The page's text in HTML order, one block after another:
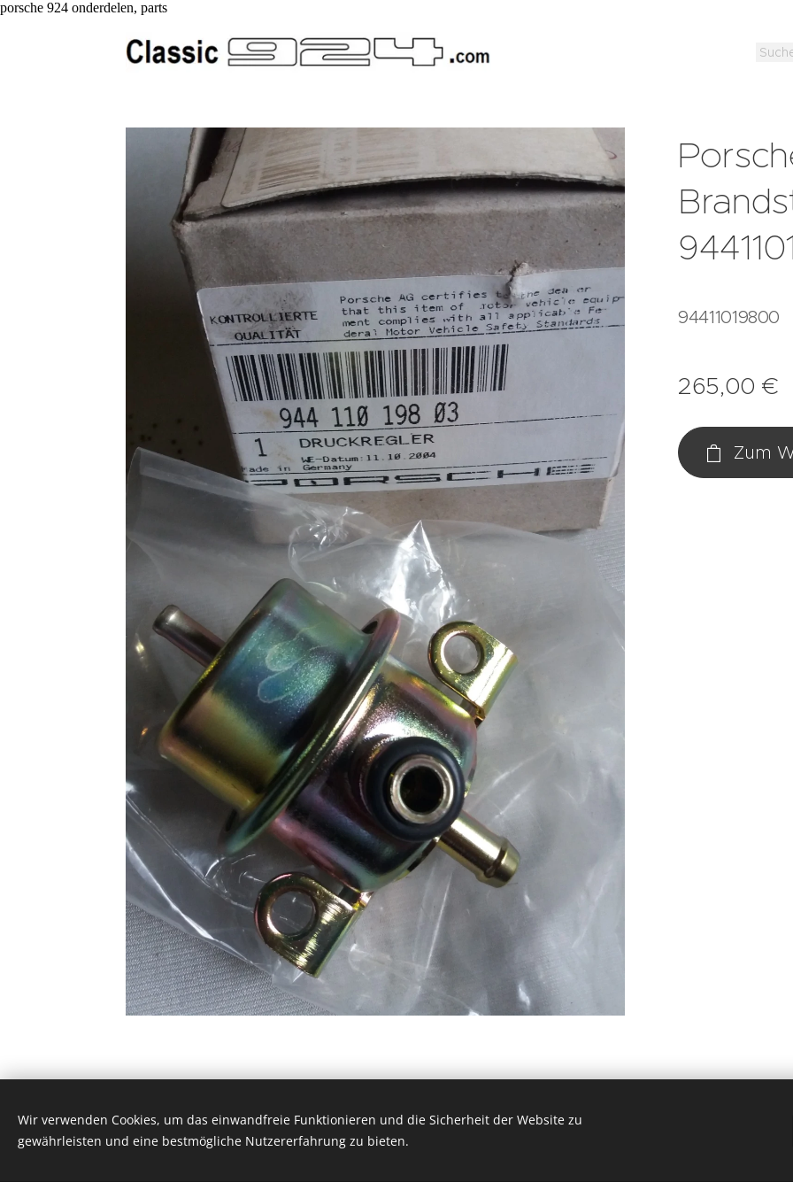
porsche 924 onderdelen, parts
94411019800
265,00 €
Zum
Classic 924, Platinaweg 10, 6662PP, Elst, telf: 0031657047883 , The Netherlands
Wir verwenden Cookies, um das einwandfreie Funktionieren und die Sicherheit der Website zu
gewährleisten und eine bestmögliche Nutzererfahrung zu bieten.